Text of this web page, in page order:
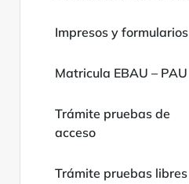
Impresos y formularios
Matricula EBAU – PAU
Trámite pruebas de
acceso
Trámite pruebas libres